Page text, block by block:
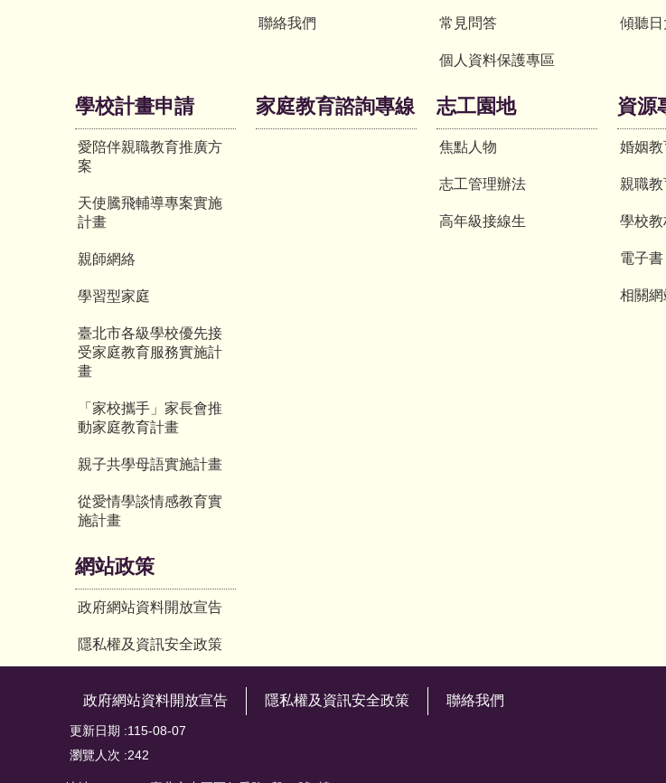
聯絡我們 常見問答
個人資料保護專區
傾聽
學校計畫申請
愛陪伴親職教育推廣方
案
天使騰飛輔導專案實施
計畫
親師網絡
學習型家庭
臺北市各級學校優先接
受家庭教育服務實施計
畫
「家校攜手」家長會推
動家庭教育計畫
親子共學母語實施計畫
從愛情學談情感教育實
施計畫
家庭教育諮詢專線 志工園地
焦點人物
志工管理辦法
高年級接線生
資源
婚姻
親職
學校
電子書
相關網
網站政策
政府網站資料開放宣告
隱私權及資訊安全政策
政府網站資料開放宣告 隱私權及資訊安全政策 聯絡我們
更新日期
115-08-07
瀏覽人次
242